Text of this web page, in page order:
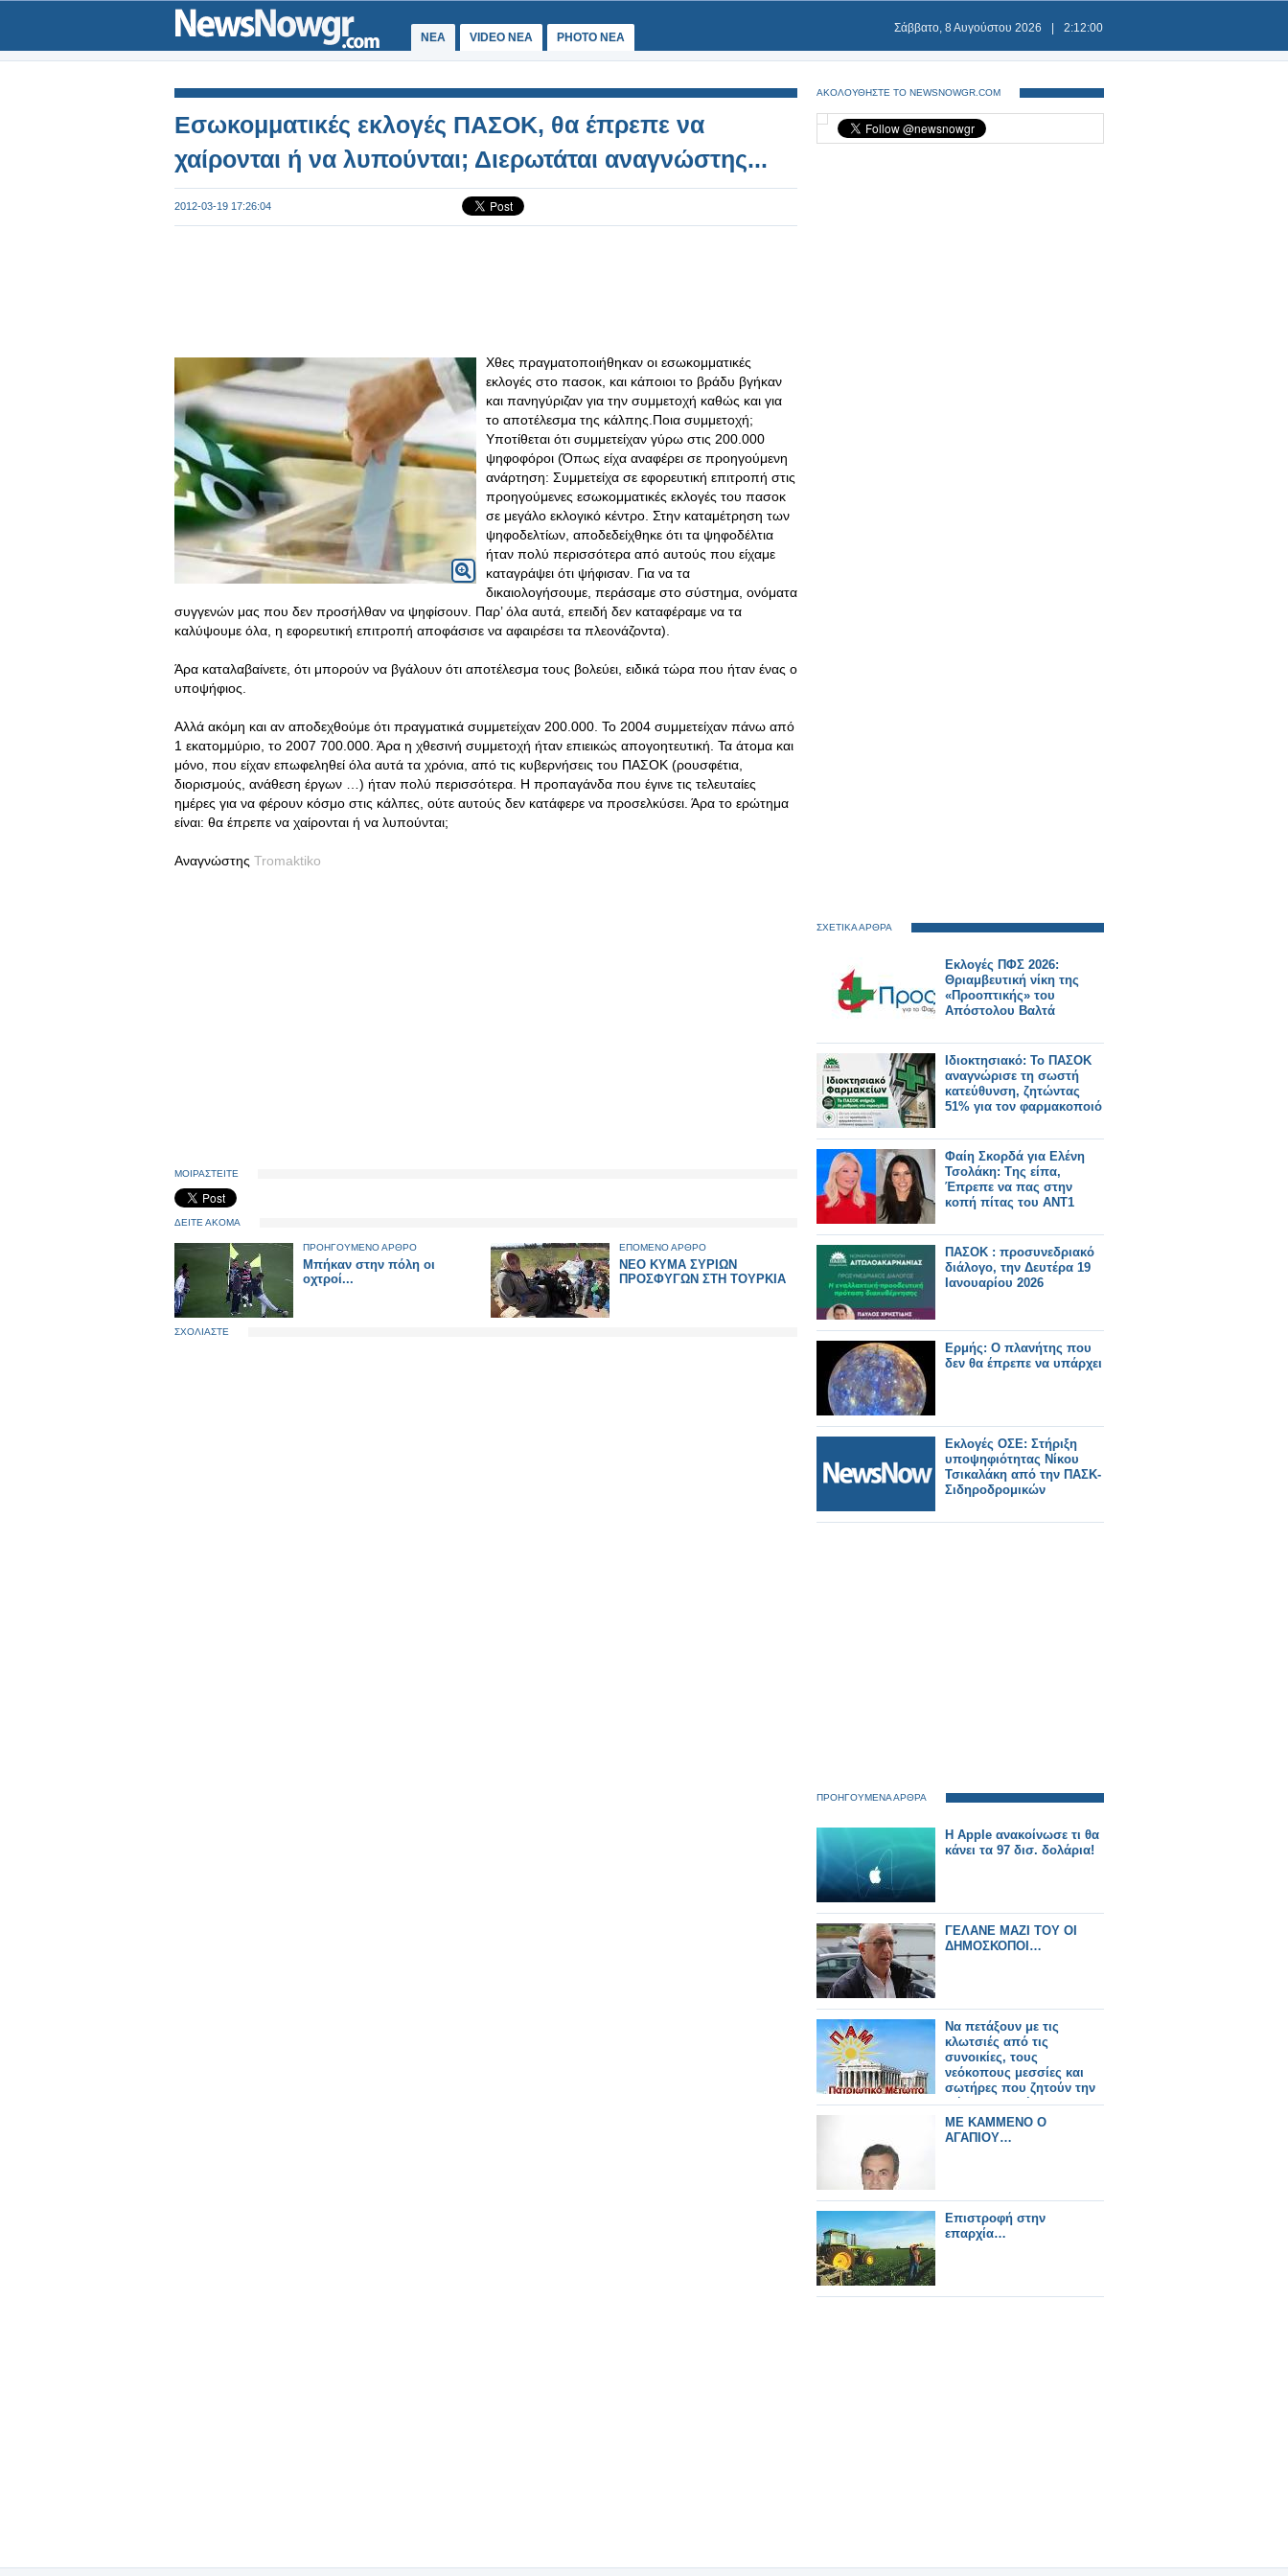
ΝΕΑ VIDEO NEA PHOTO NEA
Σάββατο, 8 Αυγούστου 2026 2:12:01
Εσωκομματικές εκλογές ΠΑΣΟΚ, θα έπρεπε να
χαίρονται ή να λυπούνται; Διερωτάται αναγνώστης...
2012-03-19 17:26:04
Χθες πραγματοποιήθηκαν οι εσωκομματικές
εκλογές στο πασοκ, και κάποιοι το βράδυ βγήκαν
και πανηγύριζαν για την συμμετοχή καθώς και για
το αποτέλεσμα της κάλπης.Ποια συμμετοχή;
Υποτίθεται ότι συμμετείχαν γύρω στις 200.000
ψηφοφόροι (Όπως είχα αναφέρει σε προηγούμενη
ανάρτηση: Συμμετείχα σε εφορευτική επιτροπή στις
προηγούμενες εσωκομματικές εκλογές του πασοκ
σε μεγάλο εκλογικό κέντρο. Στην καταμέτρηση των
ψηφοδελτίων, αποδεδείχθηκε ότι τα ψηφοδέλτια
ήταν πολύ περισσότερα από αυτούς που είχαμε
καταγράψει ότι ψήφισαν. Για να τα
δικαιολογήσουμε, περάσαμε στο σύστημα, ονόματα
συγγενών μας που δεν προσήλθαν να ψηφίσουν. Παρ’ όλα αυτά, επειδή δεν καταφέραμε να τα
καλύψουμε όλα, η εφορευτική επιτροπή αποφάσισε να αφαιρέσει τα πλεονάζοντα).
Άρα καταλαβαίνετε, ότι μπορούν να βγάλουν ότι αποτέλεσμα τους βολεύει, ειδικά τώρα που ήταν ένας ο
υποψήφιος.
Αλλά ακόμη και αν αποδεχθούμε ότι πραγματικά συμμετείχαν 200.000. Το 2004 συμμετείχαν πάνω από
1 εκατομμύριο, το 2007 700.000. Άρα η χθεσινή συμμετοχή ήταν επιεικώς απογοητευτική. Τα άτομα και
μόνο, που είχαν επωφεληθεί όλα αυτά τα χρόνια, από τις κυβερνήσεις του ΠΑΣΟΚ (ρουσφέτια,
διορισμούς, ανάθεση έργων …) ήταν πολύ περισσότερα. Η προπαγάνδα που έγινε τις τελευταίες
ημέρες για να φέρουν κόσμο στις κάλπες, ούτε αυτούς δεν κατάφερε να προσελκύσει. Άρα το ερώτημα
είναι: θα έπρεπε να χαίρονται ή να λυπούνται;
Αναγνώστης Tromaktiko
ΜΟΙΡΑΣΤΕΙΤΕ
ΔΕΙΤΕ ΑΚΟΜΑ
ΠΡΟΗΓΟΥΜΕΝΟ ΑΡΘΡΟ
Μπήκαν στην πόλη οι
οχτροί...
ΕΠΟΜΕΝΟ ΑΡΘΡΟ
ΝΕΟ ΚΥΜΑ ΣΥΡΙΩΝ
ΠΡΟΣΦΥΓΩΝ ΣΤΗ ΤΟΥΡΚΙΑ
ΣΧΟΛΙΑΣΤΕ
ΑΚΟΛΟΥΘΗΣΤΕ ΤΟ NEWSNOWGR.COM
ΣΧΕΤΙΚΑ ΑΡΘΡΑ
Εκλογές ΠΦΣ 2026:
Θριαμβευτική νίκη της
«Προοπτικής» του
Απόστολου Βαλτά
Ιδιοκτησιακό: Το ΠΑΣΟΚ
αναγνώρισε τη σωστή
κατεύθυνση, ζητώντας
51% για τον φαρμακοποιό
Φαίη Σκορδά για Ελένη
Τσολάκη: Tης είπα,
Έπρεπε να πας στην
κοπή πίτας του ΑΝΤ1
ΠΑΣΟΚ : προσυνεδριακό
διάλογο, την Δευτέρα 19
Ιανουαρίου 2026
Ερμής: Ο πλανήτης που
δεν θα έπρεπε να υπάρχει
Εκλογές ΟΣΕ: Στήριξη
υποψηφιότητας Νίκου
Τσικαλάκη από την ΠΑΣΚ-
Σιδηροδρομικών
ΠΡΟΗΓΟΥΜΕΝΑ ΑΡΘΡΑ
Η Apple ανακοίνωσε τι θα
κάνει τα 97 δισ. δολάρια!
ΓΕΛΑΝΕ ΜΑΖΙ ΤΟΥ ΟΙ
ΔΗΜΟΣΚΟΠΟΙ…
Να πετάξουν με τις
κλωτσιές από τις
συνοικίες, τους
νεόκοπους μεσσίες και
σωτήρες που ζητούν την
ψήφο τους, ζήτησε ο
Σταύρος Βιτάλης από
οργανώσεις του
ΜΕ ΚΑΜΜΕΝΟ Ο
ΑΓΑΠΙΟΥ…
Επιστροφή στην
επαρχία…